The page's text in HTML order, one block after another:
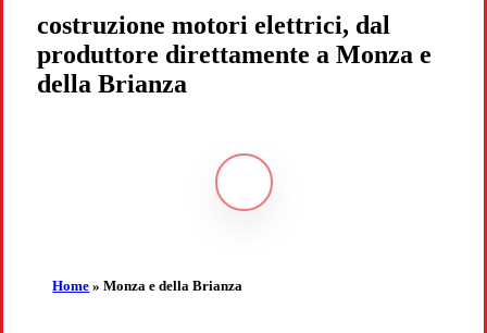
costruzione motori elettrici, dal
produttore direttamente a Monza e
della Brianza
Navigate
Home »Monza e della Brianza